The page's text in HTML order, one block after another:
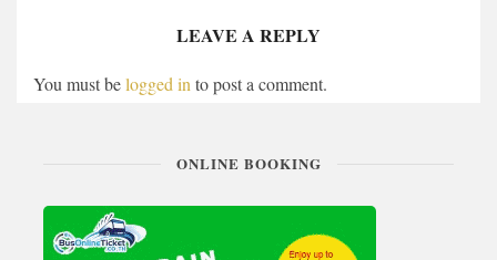
LEAVE A REPLY
You must belogged into post a comment.
ONLINE BOOKING